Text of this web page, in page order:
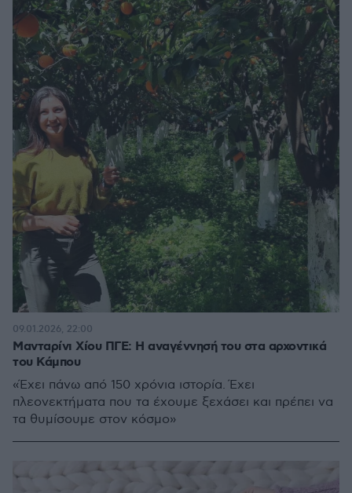
Μανταρίνι Χίου ΠΓΕ: Η αναγέννησή του στα αρχοντικά
του Κάμπου
«Έχει πάνω από 150 χρόνια ιστορία. Έχει
πλεονεκτήματα που τα έχουμε ξεχάσει και πρέπει να
τα θυμίσουμε στον κόσμο»
09.01.2026, 22:00